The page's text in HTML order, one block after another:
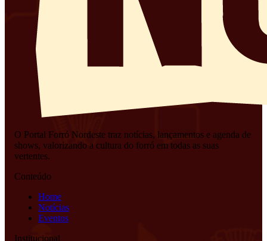
O Portal Forró Nordeste traz notícias, lançamentos e agenda de
shows, valorizando a cultura do forró em todas as suas
vertentes.
Conteúdo
Home
Notícias
Eventos
Institucional